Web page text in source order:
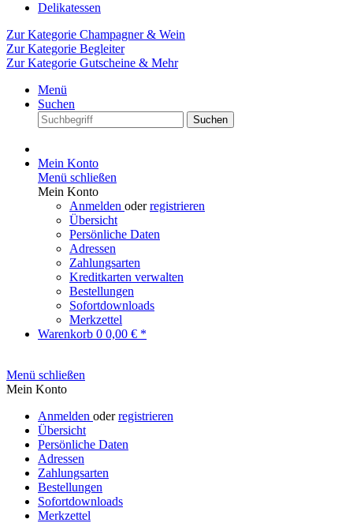
Delikatessen
Zur Kategorie Champagner & Wein
Zur Kategorie Begleiter
Zur Kategorie Gutscheine & Mehr
Menü
Suchen
Suchen
Mein Konto
Menü schließen
Mein Konto
Anmelden oderregistrieren
Übersicht
Persönliche Daten
Adressen
Zahlungsarten
Kreditkarten verwalten
Bestellungen
Sofortdownloads
Merkzettel
Warenkorb 0 0,00 € *
Menü schließen
Mein Konto
Anmelden oderregistrieren
Übersicht
Persönliche Daten
Adressen
Zahlungsarten
Bestellungen
Sofortdownloads
Merkzettel